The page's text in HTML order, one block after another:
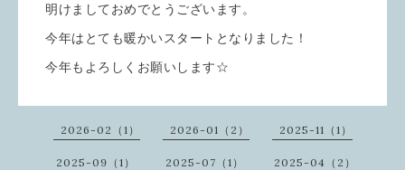
明けましておめでとうございます。
今年はとても暖かいスタートとなりました！
今年もよろしくお願いします☆
2026-02（1） 2026-01（2） 2025-11（1）
2025-09（1） 2025-07（1） 2025-04（2）